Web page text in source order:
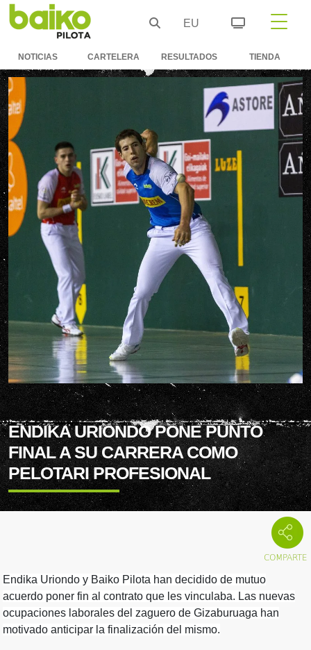
EU
NOTICIAS CARTELERA RESULTADOS TIENDA
ENDIKA URIONDO PONE PUNTO
FINAL A SU CARRERA COMO
PELOTARI PROFESIONAL
Endika Uriondo y Baiko Pilota han decidido de mutuo
acuerdo poner fin al contrato que les vinculaba. Las nuevas
ocupaciones laborales del zaguero de Gizaburuaga han
motivado anticipar la finalización del mismo.